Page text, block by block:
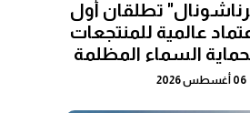
تطلقان أول
عالمية للمنتجعات
السماء المظلمة
06 أغسطس 2026